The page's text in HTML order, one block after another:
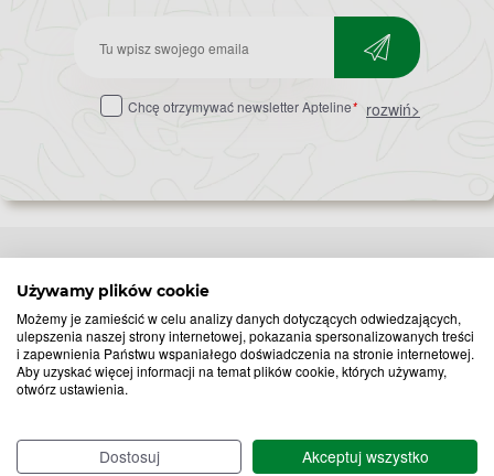
Używamy plików cookie
Możemy je zamieścić w celu analizy danych dotyczących odwiedzających,
ulepszenia naszej strony internetowej, pokazania spersonalizowanych treści
i zapewnienia Państwu wspaniałego doświadczenia na stronie internetowej.
Aby uzyskać więcej informacji na temat plików cookie, których używamy,
otwórz ustawienia.
Dostosuj
Akceptuj wszystko
Zapisz
do
Chcę otrzymywać newsletter Apteline* rozwiń>
Popularne zapytania
Witamina D
Witamina C
Krople do oczu
Paracetamol
Ibuprofen
Termometry
Krople do nosa
Kaszel
Olejki eteryczne